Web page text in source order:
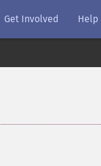
Get Involved Help